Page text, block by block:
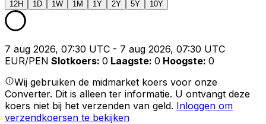
12H 1D 1W 1M 1Y 2Y 5Y 10Y
7 aug 2026, 07:30 UTC - 7 aug 2026, 07:30 UTC
EUR/PEN Slotkoers: 0 Laagste: 0 Hoogste: 0
Wij gebruiken de midmarket koers voor onze
Converter. Dit is alleen ter informatie. U ontvangt deze
koers niet bij het verzenden van geld. Inloggen om
verzendkoersen te bekijken